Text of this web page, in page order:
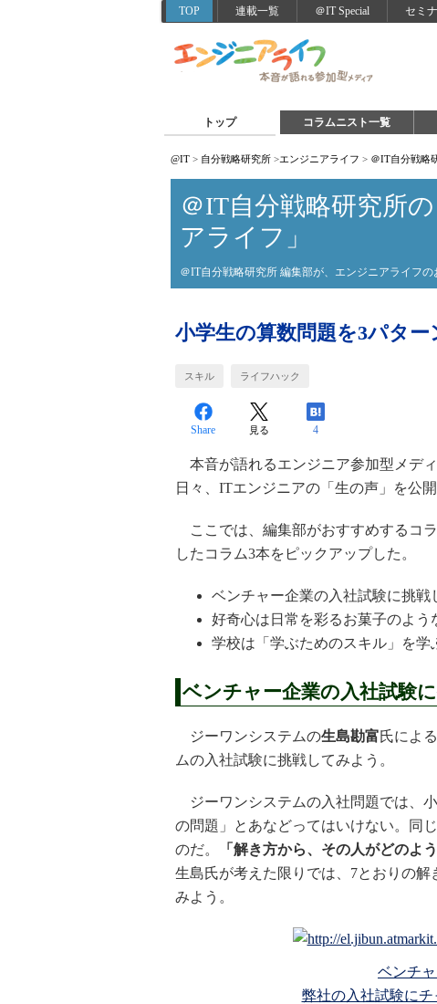
TOP 連載一覧 ＠IT Special セミ
トップ コラムニスト一覧
@IT > 自分戦略研究所 >エンジニアライフ > ＠IT自分戦略
＠IT自分戦略研究所
アライフ」
＠IT自分戦略研究所 編集部が、エンジニアライフの
小学生の算数問題を3パタ
スキル ライフハック
Share 見る 4
本音が語れるエンジニア参加型メデ
日々、ITエンジニアの「生の声」を公開
ここでは、編集部がおすすめするコ
したコラム3本をピックアップした。
ベンチャー企業の入社試験に挑戦
好奇心は日常を彩るお菓子のよう
学校は「学ぶためのスキル」を学
ベンチャー企業の入社試験
ジーワンシステムの生島勘富氏によ
ムの入社試験に挑戦してみよう。
ジーワンシステムの入社問題では、
の問題」とあなどってはいけない。同
のだ。
「解き方から、その人がどのよ
生島氏が考えた限りでは、7とおりの
みよう。
ベンチ
弊社の入社試験にチ